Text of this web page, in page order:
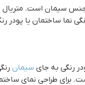
جنس سیمان است.
نما ساختمان یا پودر
رنگی به جای سیمان
طراحی نمای